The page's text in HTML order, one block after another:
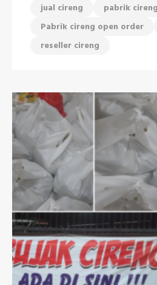
jual cireng
pabrik cireng
Pabrik cireng open order
reseller cireng